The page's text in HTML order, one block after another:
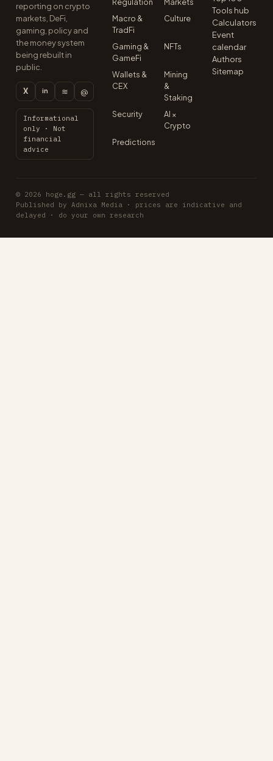
reporting on crypto
markets, DeFi,
gaming, policy and
the money system
being rebuilt in
public.
X in ≋ @
Informational
only · Not
financial
advice
Macro &
TradFi
Culture
Gaming &
GameFi
NFTs
Wallets &
CEX
Mining
&
Staking
Security
AI ×
Crypto
Predictions
Tools hub
Calculators
Event
calendar
Authors
Sitemap
© 2026 hoge.gg — all rights reserved
Published by Adnixa Media · prices are indicative and
delayed · do your own research